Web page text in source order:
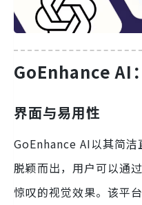
GoEnhance AI
界面与易用性
GoEnhance AI以其简
脱颖而出，用户可以通
惊叹的视觉效果。该平